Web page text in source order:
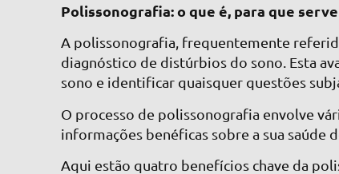
Polissonografia: o que é, para que
A polissonografia, frequentemente
diagnóstico de distúrbios do sono. Esta
sono e identificar quaisquer questões
O processo de polissonografia envolve
informações benéficas sobre a sua saúde
Aqui estão quatro benefícios chave da